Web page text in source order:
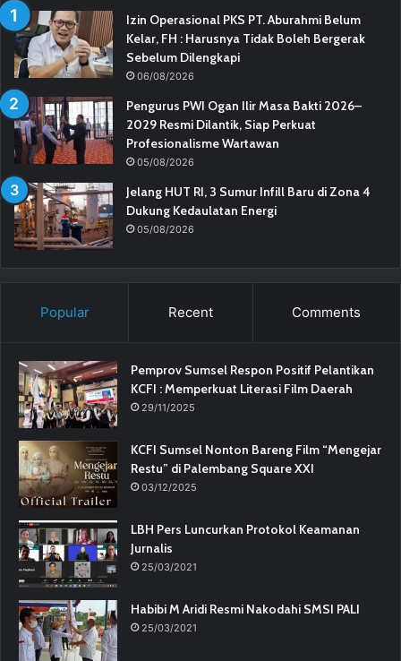
Izin Operasional PKS PT. Aburahmi Belum
Kelar, FH : Harusnya Tidak Boleh Bergerak
Sebelum Dilengkapi
06/08/2026
Pengurus PWI Ogan Ilir Masa Bakti 2026–
2029 Resmi Dilantik, Siap Perkuat
Profesionalisme Wartawan
05/08/2026
Jelang HUT RI, 3 Sumur Infill Baru di Zona 4
Dukung Kedaulatan Energi
05/08/2026
Popular Recent Comments
Pemprov Sumsel Respon Positif Pelantikan
KCFI : Memperkuat Literasi Film Daerah
29/11/2025
KCFI Sumsel Nonton Bareng Film “Mengejar
Restu” di Palembang Square XXI
03/12/2025
LBH Pers Luncurkan Protokol Keamanan
Jurnalis
25/03/2021
Habibi M Aridi Resmi Nakodahi SMSI PALI
25/03/2021